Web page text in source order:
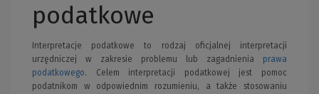
podatkowe
Interpretacje podatkowe to rodzaj oficjalnej interpretacji
urzędniczej w zakresie problemu lub zagadnienia prawa
podatkowego. Celem interpretacji podatkowej jest pomoc
podatnikom w odpowiednim rozumieniu, a także stosowaniu